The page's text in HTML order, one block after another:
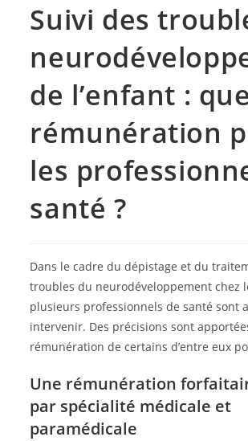
Suivi des
de l’enfant :
rémunération
les
santé ?
Dans le cadre du dépistage et du
troubles du neurodéveloppement chez
plusieurs professionnels de santé sont
intervenir. Des précisions sont
rémunération de certains d’entre eux
Une rémunération
par spécialité médicale et
paramédicale